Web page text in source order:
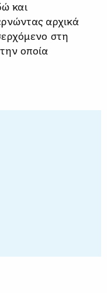
και
αρχικά
στη
οποία